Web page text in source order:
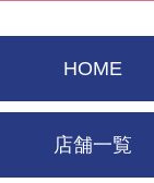
HOME
店舗一覧